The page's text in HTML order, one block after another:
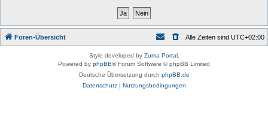
Foren-Übersicht Alle Zeiten sind UTC+02:00
Style developed by Zuma Portal,
Powered by phpBB® Forum Software © phpBB Limited
Deutsche Übersetzung durch phpBB.de
Datenschutz| Nutzungsbedingungen